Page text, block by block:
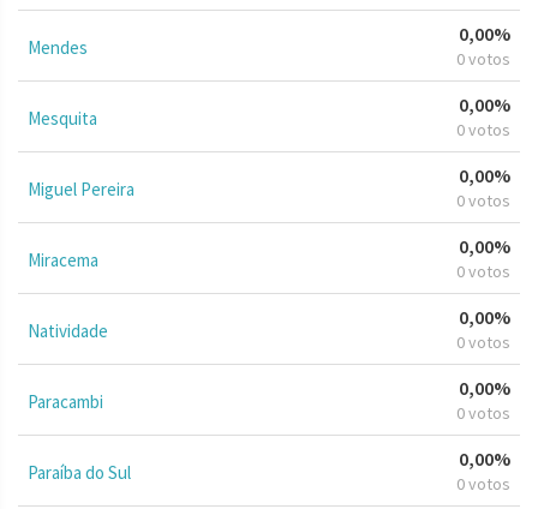
Mendes
0,00%
0 votos
Mesquita
0,00%
0 votos
Miguel Pereira
0,00%
0 votos
Miracema
0,00%
0 votos
Natividade
0,00%
0 votos
Paracambi
0,00%
0 votos
Paraíba do Sul
0,00%
0 votos